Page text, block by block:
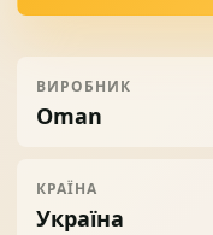
ВИРОБНИК
Oman
КРАЇНА
Україна